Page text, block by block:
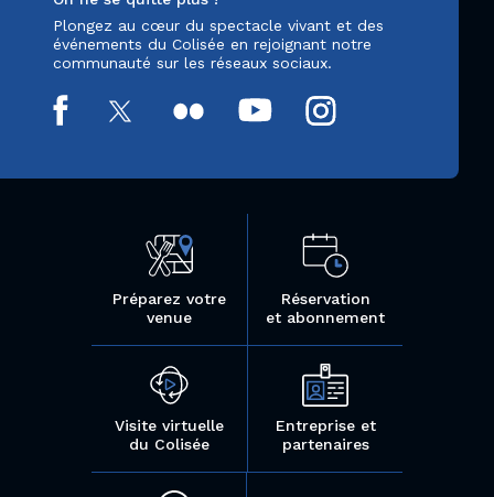
Plongez au cœur du spectacle vivant et des
événements du Colisée en rejoignant notre
communauté sur les réseaux sociaux.
Préparez votre
venue
Réservation
et abonnement
Visite virtuelle
du Colisée
Entreprise et
partenaires